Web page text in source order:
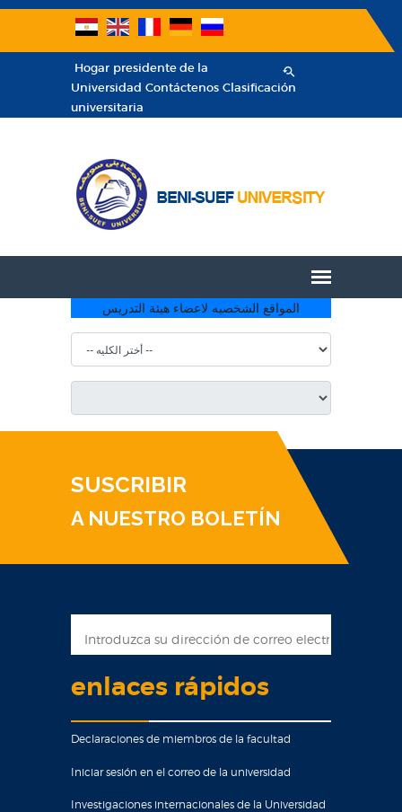
Hogar presidente de la
Universidad Contáctenos Clasificación
universitaria
المواقع الشخصيه لاعضاء هيئة التدريس
SUSCRIBIR
A NUESTRO BOLETÍN
enlaces rápidos
Declaraciones de miembros de la facultad
Iniciar sesión en el correo de la universidad
Investigaciones internacionales de la Universidad